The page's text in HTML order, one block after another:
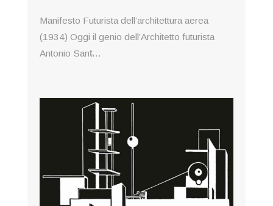
Manifesto Futurista dell’architettura aerea
(1934) Oggi il genio dell’Architetto futurista
Antonio Sant̵...